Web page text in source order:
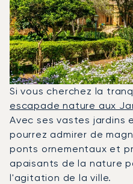
Si vous cherchez la
escapade nature aux
Avec ses vastes jardins
pourrez admirer de
ponts ornementaux et
apaisants de la nature
l'agitation de la ville.